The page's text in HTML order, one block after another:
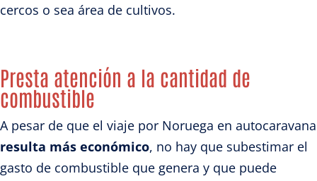
cercos o sea área de cultivos.
Presta atención a la cantidad de
combustible
A pesar de que el viaje por Noruega en autocaravana
resulta más económico, no hay que subestimar el
gasto de combustible que genera y que puede